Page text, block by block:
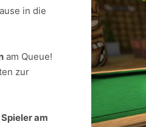
in die
am Queue!
zur
am